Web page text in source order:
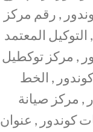
, رقم مركز
المعتمد
, مركز توكطيل
, الخط
, مركز صيانة
كوندور , عنوان